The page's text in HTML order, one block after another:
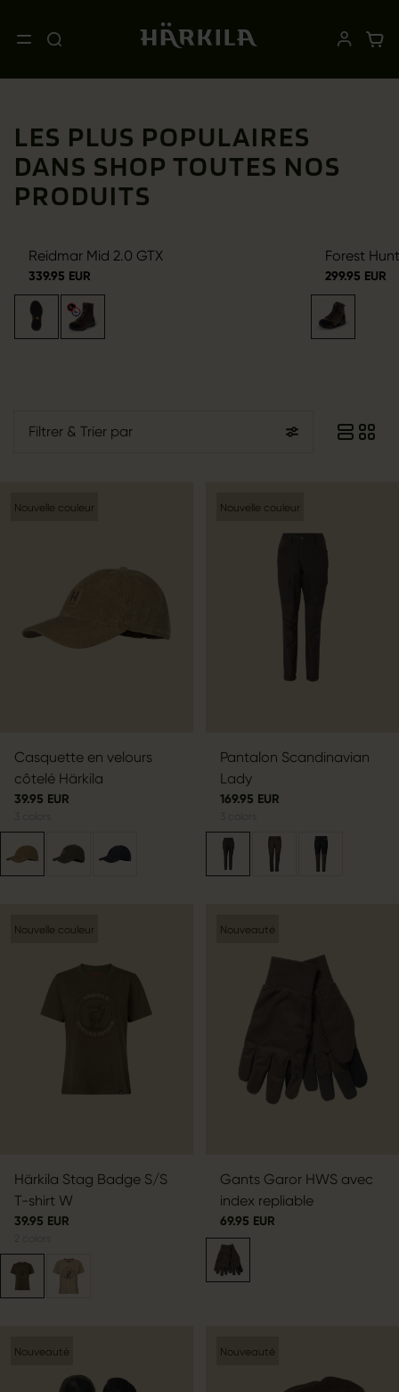
LES PLUS POPULAIRES
DANS SHOP TOUTES NOS
PRODUITS
Reidmar Mid 2.0 GTX
339.95 EUR
Forest
299.95 EUR
Filtrer & Trier par
Nouvelle couleur
Casquette en velours
côtelé Härkila
39.95 EUR
Nouvelle couleur
Pantalon Scandinavian
Lady
169.95 EUR
Nouvelle couleur
Härkila Stag Badge S/S
T-shirt W
39.95 EUR
Nouveauté
Gants Garor HWS avec
index repliable
69.95 EUR
Nouveauté Nouveauté